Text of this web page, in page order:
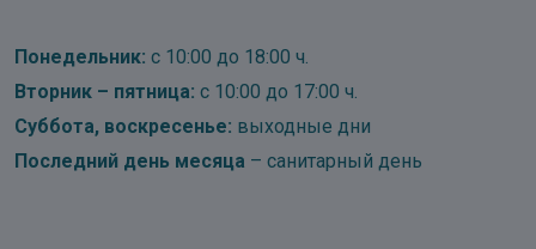
Понедельник: с 10:00 до 18:00 ч.
Вторник – пятница: с 10:00 до 17:00 ч.
Суббота, воскресенье: выходные дни
Последний день месяца – санитарный день